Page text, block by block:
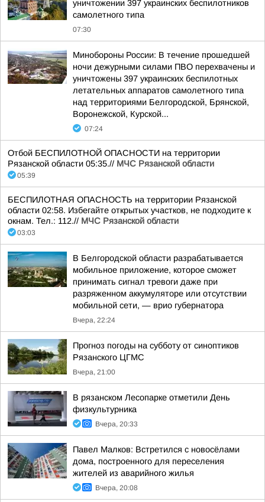
уничтожении 397 украинских беспилотников
самолетного типа
07:30
Минобороны России: В течение прошедшей
ночи дежурными силами ПВО перехвачены и
уничтожены 397 украинских беспилотных
летательных аппаратов самолетного типа
над территориями Белгородской, Брянской,
Воронежской, Курской...
07:24
Отбой БЕСПИЛОТНОЙ ОПАСНОСТИ на территории
Рязанской области 05:35.// МЧС Рязанской области
05:39
БЕСПИЛОТНАЯ ОПАСНОСТЬ на территории Рязанской
области 02:58. Избегайте открытых участков, не подходите к
окнам. Тел.: 112.// МЧС Рязанской области
03:03
В Белгородской области разрабатывается
мобильное приложение, которое сможет
принимать сигнал тревоги даже при
разряженном аккумуляторе или отсутствии
мобильной сети, — врио губернатора
Вчера, 22:24
Прогноз погоды на субботу от синоптиков
Рязанского ЦГМС
Вчера, 21:00
В рязанском Лесопарке отметили День
физкультурника
Вчера, 20:33
Павел Малков: Встретился с новосёлами
дома, построенного для переселения
жителей из аварийного жилья
Вчера, 20:08